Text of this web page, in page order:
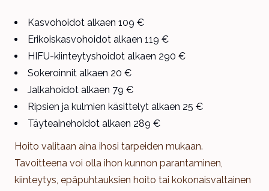
Kasvohoidot alkaen 109 €
Erikoiskasvohoidot alkaen 119 €
HIFU-kiinteytyshoidot alkaen 290 €
Sokeroinnit alkaen 20 €
Jalkahoidot alkaen 79 €
Ripsien ja kulmien käsittelyt alkaen 25 €
Täyteainehoidot alkaen 289 €
Hoito valitaan aina ihosi tarpeiden mukaan.
Tavoitteena voi olla ihon kunnon parantaminen,
kiinteytys, epäpuhtauksien hoito tai kokonaisvaltainen